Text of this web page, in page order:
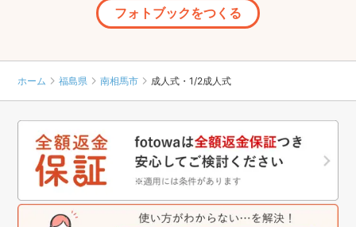
フォトブックをつくる
ホーム 福島県 南相馬市 成人式・1/2成人式